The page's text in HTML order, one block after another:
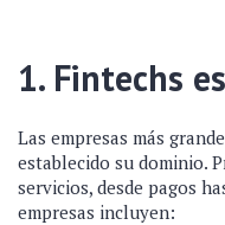
1. Fintechs
Las empresas más
establecido su dominio.
servicios, desde pagos
empresas incluyen: